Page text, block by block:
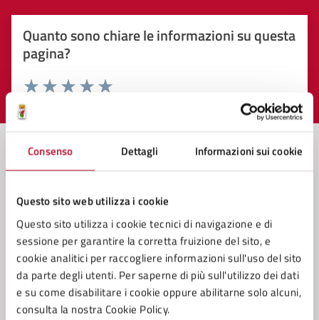
Consenso Dettagli Informazioni sui cookie
Questo sito web utilizza i cookie
Questo sito utilizza i cookie tecnici di navigazione e di
sessione per garantire la corretta fruizione del sito, e
cookie analitici per raccogliere informazioni sull'uso del sito
da parte degli utenti. Per saperne di più sull'utilizzo dei dati
e su come disabilitare i cookie oppure abilitarne solo alcuni,
consulta la nostra Cookie Policy.
Quanto sono chiare le informazioni su questa
pagina?
Valuta 1 stelle su 5
Richiedi assistenza
Prenota appuntamento
Problemi in città